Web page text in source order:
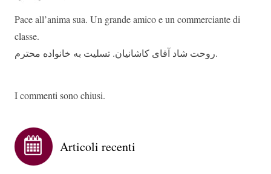
Pace all’anima sua. Un grande amico e un commerciante di
classe.
روحت شاد آقای کاشانیان. تسلیت به خانواده محترم.
I commenti sono chiusi.
Articoli recenti